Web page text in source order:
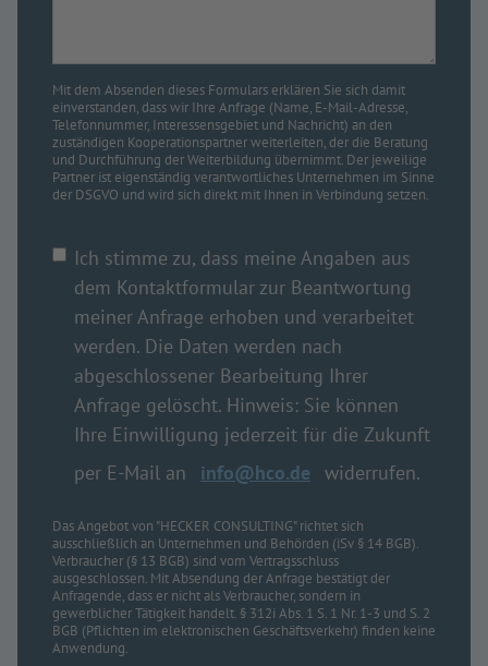
Mit dem Absenden dieses Formulars erklären Sie sich damit
einverstanden, dass wir Ihre Anfrage (Name, E-Mail-Adresse,
Telefonnummer, Interessensgebiet und Nachricht) an den
zuständigen Kooperationspartner weiterleiten, der die Beratung
und Durchführung der Weiterbildung übernimmt. Der jeweilige
Partner ist eigenständig verantwortliches Unternehmen im Sinne
der DSGVO und wird sich direkt mit Ihnen in Verbindung setzen.
Ich stimme zu, dass meine Angaben aus
dem Kontaktformular zur Beantwortung
meiner Anfrage erhoben und verarbeitet
werden. Die Daten werden nach
abgeschlossener Bearbeitung Ihrer
Anfrage gelöscht. Hinweis: Sie können
Ihre Einwilligung jederzeit für die Zukunft
per E-Mail an
info@hco.de widerrufen.
Das Angebot von "HECKER CONSULTING" richtet sich
ausschließlich an Unternehmen und Behörden (iSv § 14 BGB).
Verbraucher (§ 13 BGB) sind vom Vertragsschluss
ausgeschlossen. Mit Absendung der Anfrage bestätigt der
Anfragende, dass er nicht als Verbraucher, sondern in
gewerblicher Tätigkeit handelt. § 312i Abs. 1 S. 1 Nr. 1-3 und S. 2
BGB (Pflichten im elektronischen Geschäftsverkehr) finden keine
Anwendung.